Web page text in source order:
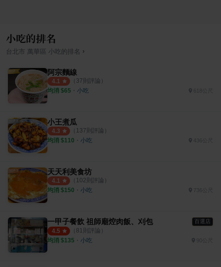
小吃的排名
台北市 萬華區 小吃 的排名 ›
阿宗麵線
4.1 （ 37則評論）
均消 $65 ・ 小吃
小王煮瓜
4.3 （ 137則評論）
均消 $110 ・ 小吃 436公尺
天天利美食坊
4.1 （ 102則評論）
均消 $150 ・ 小吃
一甲子餐飲 祖師廟焢肉飯、刈包 百選店
4.5 （ 81 則評論）
均消 $135 ・ 小吃